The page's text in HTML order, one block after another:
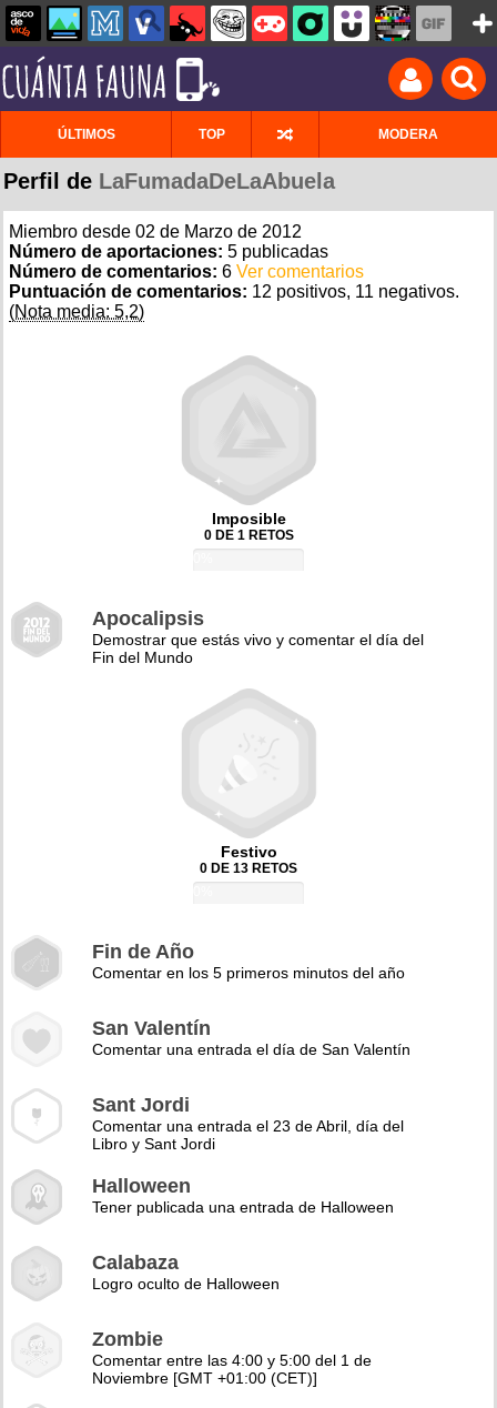
ÚLTIMOS TOP MODERA
Perfil de LaFumadaDeLaAbuela
Miembro desde 02 de Marzo de 2012
Número de aportaciones: 5 publicadas
Número de comentarios: 6 Ver comentarios
Puntuación de comentarios: 12 positivos, 11 negativos.
(Nota media: 5,2)
Imposible
0 DE 1 RETOS
Apocalipsis
Demostrar que estás vivo y comentar el día del
Fin del Mundo
Festivo
0 DE 13 RETOS
Fin de Año
Comentar en los 5 primeros minutos del año
San Valentín
Comentar una entrada el día de San Valentín
Sant Jordi
Comentar una entrada el 23 de Abril, día del
Libro y Sant Jordi
Halloween
Tener publicada una entrada de Halloween
Calabaza
Logro oculto de Halloween
Zombie
Comentar entre las 4:00 y 5:00 del 1 de
Noviembre [GMT +01:00 (CET)]